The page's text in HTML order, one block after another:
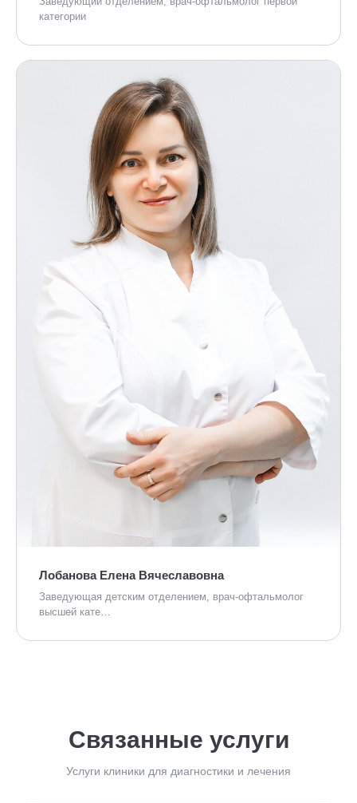
категории
Лобанова Елена Вячеславовна
Заведующая детским отделением, врач-офтальмолог
высшей кате…
Связанные услуги
Услуги клиники для диагностики и лечения